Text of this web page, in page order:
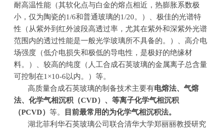
耐高温性能（其软化点与白金的熔点相近，热膨胀系数极
小，仅为陶瓷的1/6和普通玻璃的1/20。）、极佳的光谱特
性（从紫外到红外波段高透过率，尤其在紫外和深紫外光谱
范围内的透过性能是一般光学玻璃所不具备的。）、高介电
场强度（低介电损失和极低的导电性，是极好的绝缘材
料。）、较高的纯度（人工合成石英玻璃的金属离子总含量
可控制在1 ×10-6以内。）等。
高质量合成石英玻璃的制备技术主要有电熔法、气熔
法、化学气相沉积（CVD）、等离子化学气相沉积
（PCVD）等。
目前最常用的为化学气相沉积法。
湖北菲利华石英玻璃公司联合清华大学郑丽丽教授研究